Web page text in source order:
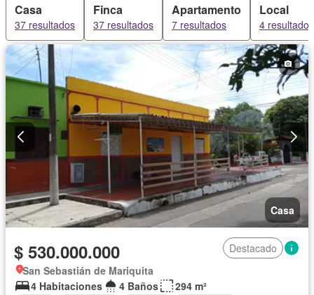
Casa
37 resultados
Finca
37 resultados
Apartamento
7 resultados
Local
4 resultados
Casa
$ 530.000.000
Destacado
San Sebastián de Mariquita
4 Habitaciones
4 Baños
294 m²